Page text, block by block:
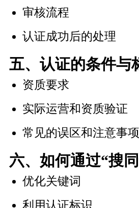
审核流程
认证成功后的处理
五、认证的条件与
资质要求
实际运营和资质验证
常见的误区和注意事项
六、如何通过“搜
优化关键词
利用认证标识